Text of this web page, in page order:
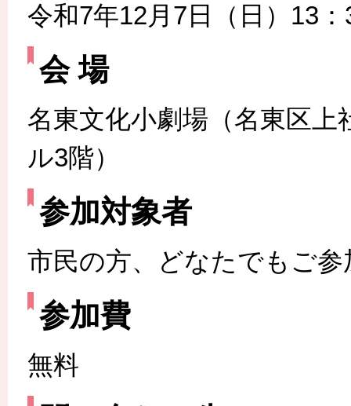
令和7年12月7日（日）13
会 場
名東文化小劇場（名東区
ル3階）
参加対象者
市民の方、どなたでもご
参加費
無料